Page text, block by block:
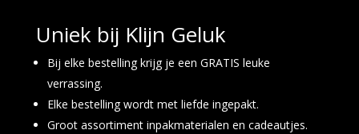
Uniek bij Klijn Geluk
Bij elke bestelling krijg je een GRATIS leuke
verrassing.
Elke bestelling wordt met liefde ingepakt.
Groot assortiment inpakmaterialen en cadeautjes.